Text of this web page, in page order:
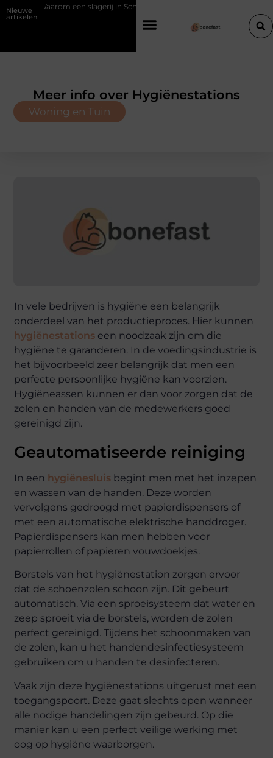
Nieuwe
artikelen
een slagerij in Schoten bouwt op vertrouwen en vakmanschap
Meer info over Hygiënestations
Woning en Tuin
In vele bedrijven is hygiëne een belangrijk
onderdeel van het productieproces. Hier kunnen
hygiënestations een noodzaak zijn om die
hygiëne te garanderen. In de voedingsindustrie is
het bijvoorbeeld zeer belangrijk dat men een
perfecte persoonlijke hygiëne kan voorzien.
Hygiëneassen kunnen er dan voor zorgen dat de
zolen en handen van de medewerkers goed
gereinigd zijn.
Geautomatiseerde reiniging
In een hygiënesluis begint men met het inzepen
en wassen van de handen. Deze worden
vervolgens gedroogd met papierdispensers of
met een automatische elektrische handdroger.
Papierdispensers kan men hebben voor
papierrollen of papieren vouwdoekjes.
Borstels van het hygiënestation zorgen ervoor
dat de schoenzolen schoon zijn. Dit gebeurt
automatisch. Via een sproeisysteem dat water en
zeep sproeit via de borstels, worden de zolen
perfect gereinigd. Tijdens het schoonmaken van
de zolen, kan u het handendesinfectiesysteem
gebruiken om u handen te desinfecteren.
Vaak zijn deze hygiënestations uitgerust met een
toegangspoort. Deze gaat slechts open wanneer
alle nodige handelingen zijn gebeurd. Op die
manier kan u een perfect veilige werking met
oog op hygiëne waarborgen.